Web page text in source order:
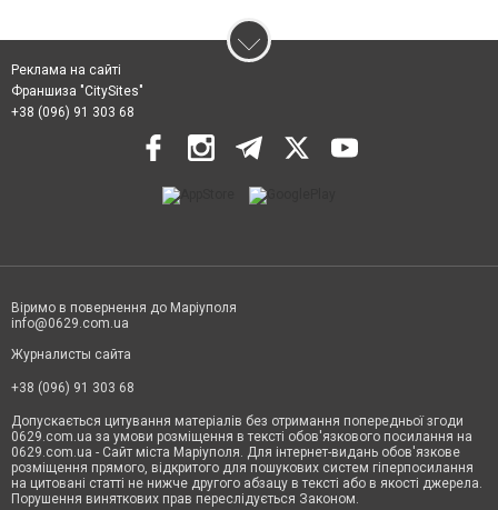
Реклама на сайті
Франшиза "CitySites"
+38 (096) 91 303 68
Віримо в повернення до Маріуполя
info@0629.com.ua
Журналисты сайта
+38 (096) 91 303 68
Допускається цитування матеріалів без отримання попередньої згоди
0629.com.ua за умови розміщення в тексті обов'язкового посилання на
0629.com.ua - Сайт міста Маріуполя. Для інтернет-видань обов'язкове
розміщення прямого, відкритого для пошукових систем гіперпосилання
на цитовані статті не нижче другого абзацу в тексті або в якості джерела.
Порушення виняткових прав переслідується Законом.